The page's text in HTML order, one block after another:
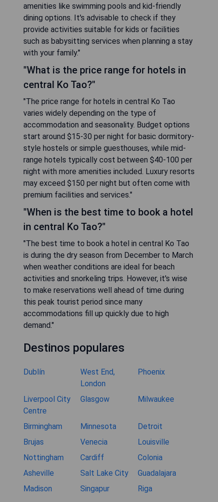
amenities like swimming pools and kid-friendly
dining options. It's advisable to check if they
provide activities suitable for kids or facilities
such as babysitting services when planning a stay
with your family."
"What is the price range for hotels in
central Ko Tao?"
"The price range for hotels in central Ko Tao
varies widely depending on the type of
accommodation and seasonality. Budget options
start around $15-30 per night for basic dormitory-
style hostels or simple guesthouses, while mid-
range hotels typically cost between $40-100 per
night with more amenities included. Luxury resorts
may exceed $150 per night but often come with
premium facilities and services."
"When is the best time to book a hotel
in central Ko Tao?"
"The best time to book a hotel in central Ko Tao
is during the dry season from December to March
when weather conditions are ideal for beach
activities and snorkeling trips. However, it's wise
to make reservations well ahead of time during
this peak tourist period since many
accommodations fill up quickly due to high
demand."
Destinos populares
Dublín
West End,
London
Phoenix
Liverpool City
Centre
Glasgow Milwaukee
Birmingham Minnesota
Detroit
Brujas
Venecia
Louisville
Nottingham
Cardiff
Colonia
Asheville
Salt Lake City
Guadalajara
Madison
Singapur Riga